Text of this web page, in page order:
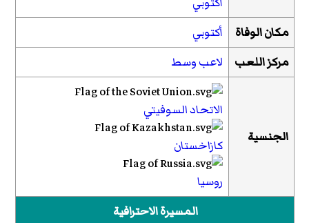
مكان الوفاة
أكتوبي
مركز اللعب
لاعب وسط
الجنسية
الاتحاد السوفيتي
كازاخستان
روسيا
المسيرة الاحترافية